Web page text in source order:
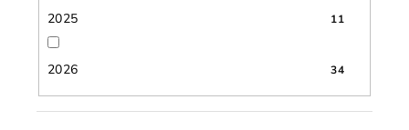
2025 11
2026 34